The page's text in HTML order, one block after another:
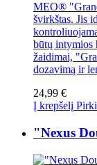
MEO®
švirkštas. Jis
būtų intymios
žaidimai,
dozavimą ir
24,99 €
Į krepšelį
"Nexus